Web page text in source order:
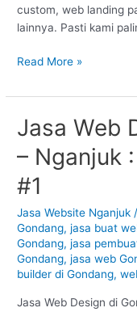
custom, web landing
lainnya. Pasti kami
Read More »
Jasa Web
– Nganjuk
#1
Jasa Website Nganjuk /
Gondang,jasa buat
Gondang,jasa
Gondang,jasa web
builder di Gondang,
Jasa Web Design di
Jasa
Web
Design
di
Gondang
–
Nganjuk
:
Murah
Berkualitas
#1